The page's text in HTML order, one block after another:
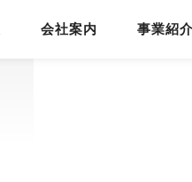
会社案内 事業紹介